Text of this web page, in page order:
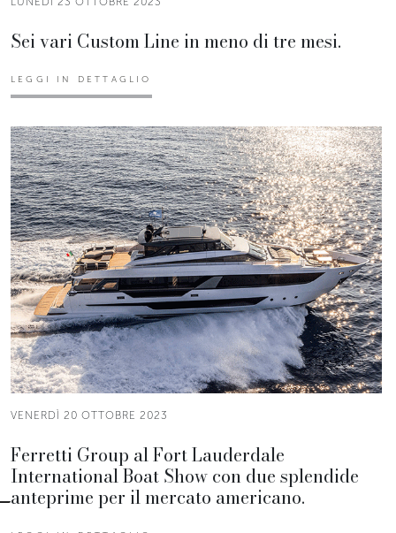
Sei vari Custom Line in meno di tre mesi.
LEGGI IN DETTAGLIO
VENERDÌ 20 OTTOBRE 2023
Ferretti Group al Fort Lauderdale
International Boat Show con due splendide
anteprime per il mercato americano.